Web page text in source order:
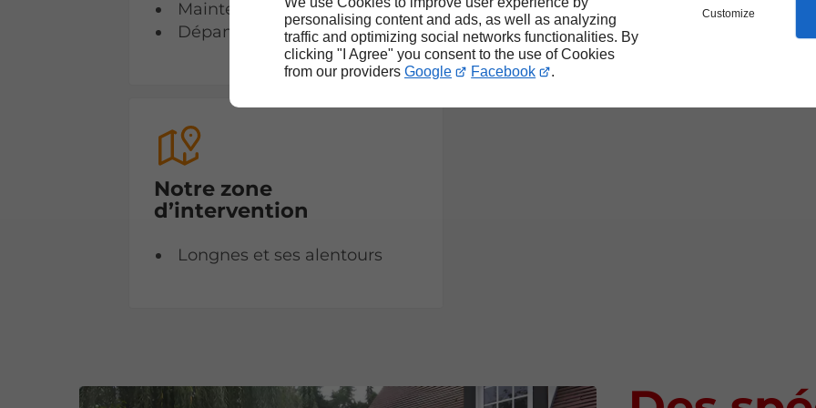
personalising content and ads, as well as analyzing
traffic and optimizing social networks functionalities. By
clicking "I Agree" you consent to the use of Cookies
from our providers Google Facebook .
Customize
Maintenance de chaudières
Dépannage d’appareils de chauffage
Notre zone
d’intervention
Longnes et ses alentours